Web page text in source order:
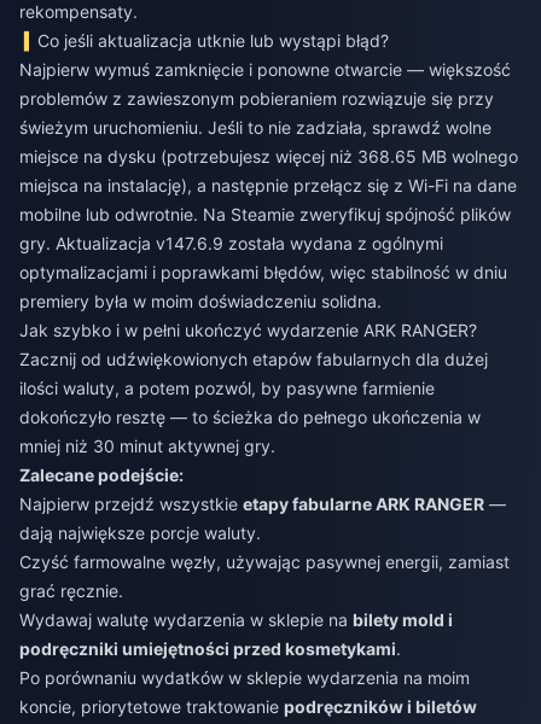
rekompensaty.
Co jeśli aktualizacja utknie lub wystąpi błąd?
Najpierw wymuś zamknięcie i ponowne otwarcie — większość
problemów z zawieszonym pobieraniem rozwiązuje się przy
świeżym uruchomieniu. Jeśli to nie zadziała, sprawdź wolne
miejsce na dysku (potrzebujesz więcej niż 368.65 MB wolnego
miejsca na instalację), a następnie przełącz się z Wi-Fi na dane
mobilne lub odwrotnie. Na Steamie zweryfikuj spójność plików
gry. Aktualizacja v147.6.9 została wydana z ogólnymi
optymalizacjami i poprawkami błędów, więc stabilność w dniu
premiery była w moim doświadczeniu solidna.
Jak szybko i w pełni ukończyć wydarzenie ARK RANGER?
Zacznij od udźwiękowionych etapów fabularnych dla dużej
ilości waluty, a potem pozwól, by pasywne farmienie
dokończyło resztę — to ścieżka do pełnego ukończenia w
mniej niż 30 minut aktywnej gry.
Zalecane podejście:
Najpierw przejdź wszystkie etapy fabularne ARK RANGER —
dają największe porcje waluty.
Czyść farmowalne węzły, używając pasywnej energii, zamiast
grać ręcznie.
Wydawaj walutę wydarzenia w sklepie na bilety mold i
podręczniki umiejętności przed kosmetykami.
Po porównaniu wydatków w sklepie wydarzenia na moim
koncie, priorytetowe traktowanie podręczników i biletów